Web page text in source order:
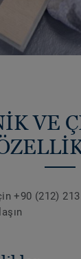
VE
+90 (212) 213